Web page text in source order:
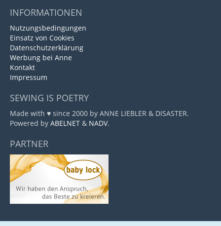
INFORMATIONEN
Nutzungsbedingungen
Einsatz von Cookies
Datenschutzerklärung
Werbung bei Anne
Kontakt
Impressum
SEWING IS POETRY
Made with ♥ since 2000 by ANNE LIEBLER & DISASTER.
Powered by ABELNET & NADV.
PARTNER